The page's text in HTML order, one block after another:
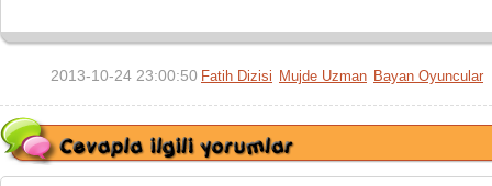
2013-10-24 23:00:50 Fatih Dizisi Mujde Uzman Bayan Oyuncular